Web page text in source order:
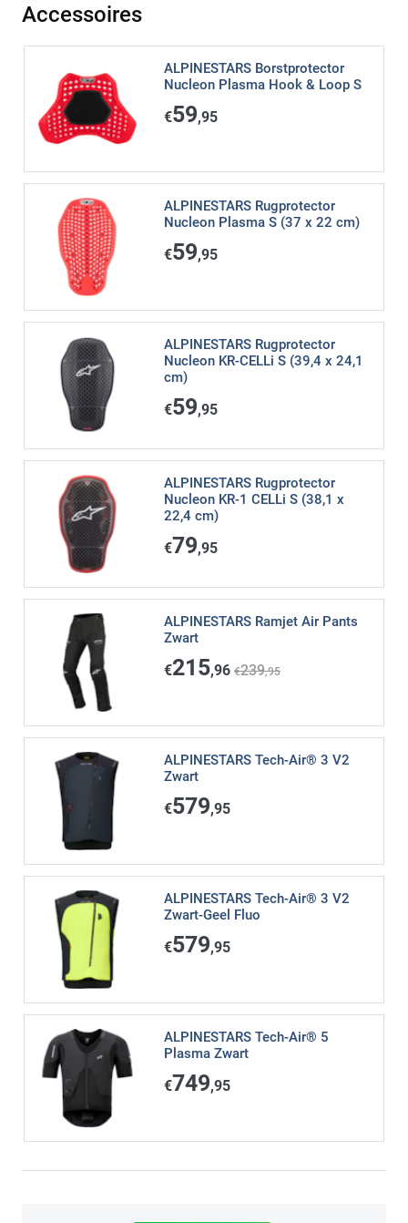
Accessoires
ALPINESTARS Borstprotector
Nucleon Plasma Hook & Loop S
€59,95
ALPINESTARS Rugprotector
Nucleon Plasma S (37 x 22 cm)
€59,95
ALPINESTARS Rugprotector
Nucleon KR-CELLi S (39,4 x 24,1
cm)
€59,95
ALPINESTARS Rugprotector
Nucleon KR-1 CELLi S (38,1 x
22,4 cm)
€79,95
ALPINESTARS Ramjet Air Pants
Zwart
€215,96 €239,95
ALPINESTARS Tech-Air® 3 V2
Zwart
€579,95
ALPINESTARS Tech-Air® 3 V2
Zwart-Geel Fluo
€579,95
ALPINESTARS Tech-Air® 5
Plasma Zwart
€749,95